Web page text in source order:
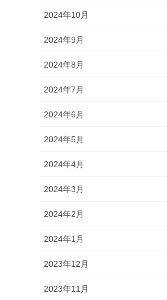
2024年10月
2024年9月
2024年8月
2024年7月
2024年6月
2024年5月
2024年4月
2024年3月
2024年2月
2024年1月
2023年12月
2023年11月